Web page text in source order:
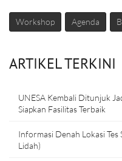
Workshop Agenda
ARTIKEL TERKINI
UNESA Kembali Ditunjuk
Siapkan Fasilitas Terbaik
Informasi Denah Lokasi
Lidah)